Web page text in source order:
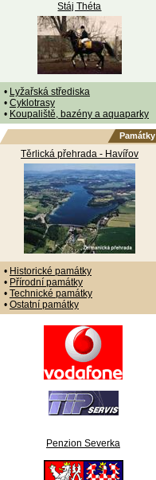
Stáj Théta
• Lyžařská střediska
• Cyklotrasy
• Koupaliště, bazény a aquaparky
Památky
Těrlická přehrada - Havířov
• Historické památky
• Přírodní památky
• Technické památky
• Ostatní památky
Penzion Severka